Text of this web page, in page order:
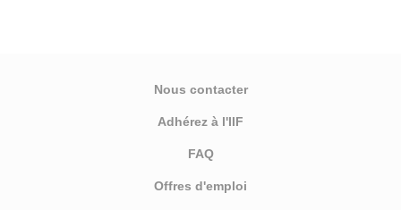
Nous contacter
Adhérez à l'IIF
FAQ
Offres d'emploi